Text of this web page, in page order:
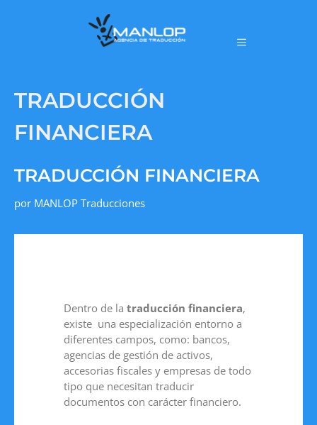
TRADUCCIÓN
FINANCIERA
TRADUCCIÓN FINANCIERA
por MANLOP Traducciones
Dentro de la traducción financiera,
existe una especialización entorno a
diferentes campos, como: bancos,
agencias de gestión de activos,
accesorias fiscales y empresas de todo
tipo que necesitan traducir
documentos con carácter financiero.